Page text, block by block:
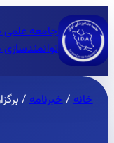
جامعه علمی
خانه/خبرنامه/